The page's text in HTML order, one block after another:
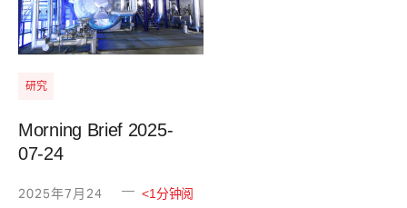
研究
Morning Brief 2025-
07-24
2025年7月24
— <1分钟阅